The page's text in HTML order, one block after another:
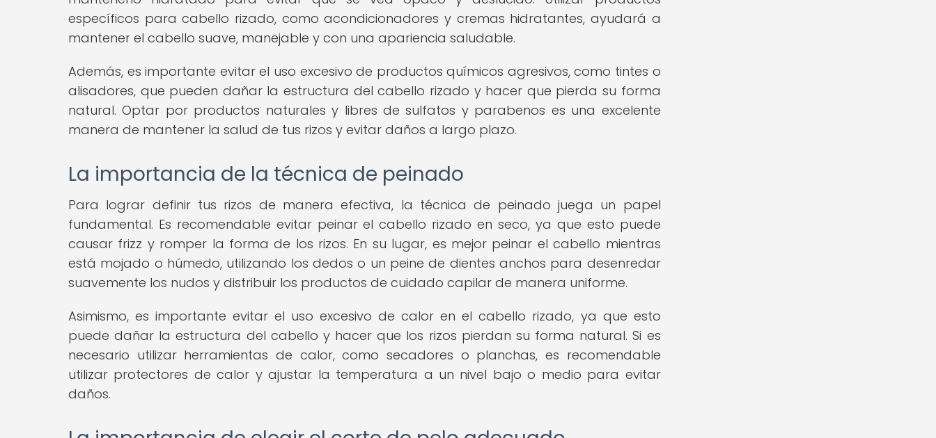
específicos para cabello rizado, como acondicionadores y cremas hidratantes, ayudará a
mantener el cabello suave, manejable y con una apariencia saludable.
Además, es importante evitar el uso excesivo de productos químicos agresivos, como tintes o
alisadores, que pueden dañar la estructura del cabello rizado y hacer que pierda su forma
natural. Optar por productos naturales y libres de sulfatos y parabenos es una excelente
manera de mantener la salud de tus rizos y evitar daños a largo plazo.
La importancia de la técnica de peinado
Para lograr definir tus rizos de manera efectiva, la técnica de peinado juega un papel
fundamental. Es recomendable evitar peinar el cabello rizado en seco, ya que esto puede
causar frizz y romper la forma de los rizos. En su lugar, es mejor peinar el cabello mientras
está mojado o húmedo, utilizando los dedos o un peine de dientes anchos para desenredar
suavemente los nudos y distribuir los productos de cuidado capilar de manera uniforme.
Asimismo, es importante evitar el uso excesivo de calor en el cabello rizado, ya que esto
puede dañar la estructura del cabello y hacer que los rizos pierdan su forma natural. Si es
necesario utilizar herramientas de calor, como secadores o planchas, es recomendable
utilizar protectores de calor y ajustar la temperatura a un nivel bajo o medio para evitar
daños.